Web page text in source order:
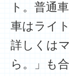
ト。普通
車はライ
詳しくは
ら。」も